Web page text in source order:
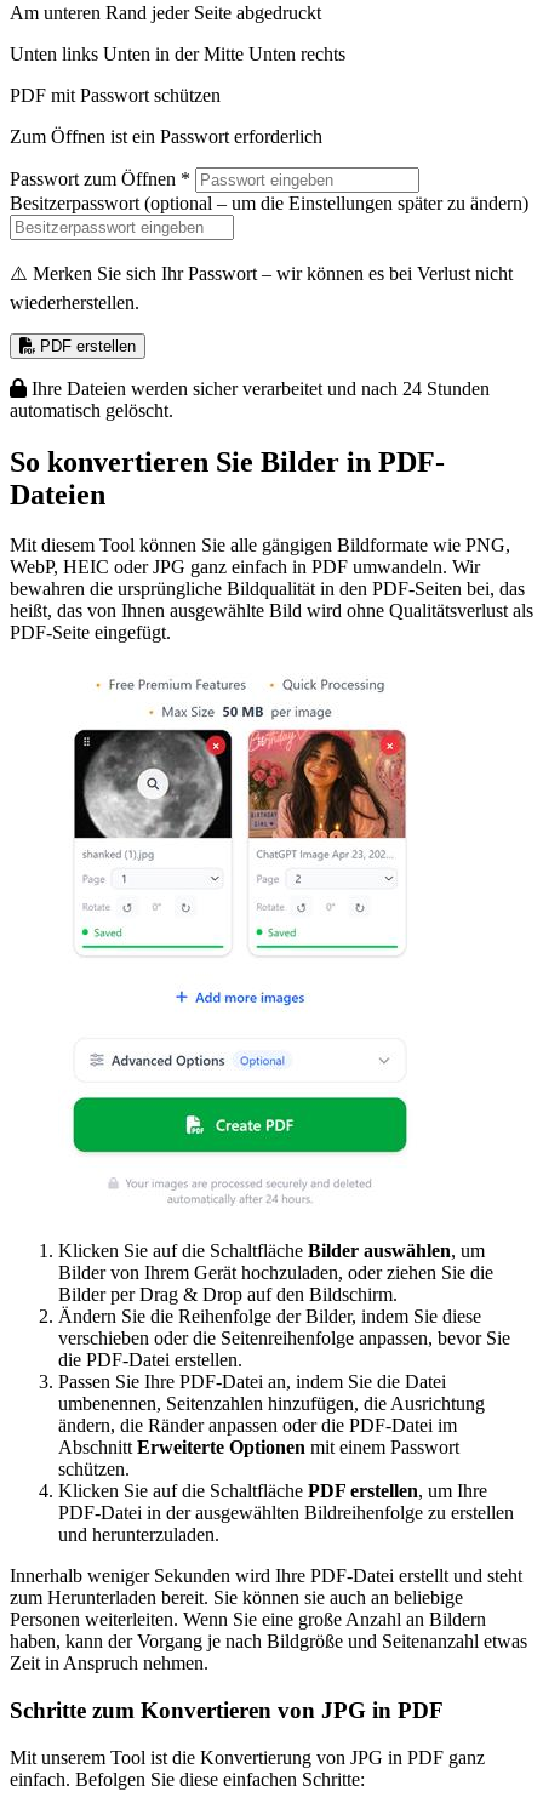
Am unteren Rand jeder Seite abgedruckt
Unten links Unten in der Mitte Unten rechts
PDF mit Passwort schützen
Zum Öffnen ist ein Passwort erforderlich
Passwort zum Öffnen *
Besitzerpasswort (optional – um die Einstellungen später zu ändern)
⚠️ Merken Sie sich Ihr Passwort – wir können es bei Verlust nicht
wiederherstellen.
PDF erstellen
Ihre Dateien werden sicher verarbeitet und nach 24 Stunden
automatisch gelöscht.
So konvertieren Sie Bilder in PDF-
Dateien
Mit diesem Tool können Sie alle gängigen Bildformate wie PNG,
WebP, HEIC oder JPG ganz einfach in PDF umwandeln. Wir
bewahren die ursprüngliche Bildqualität in den PDF-Seiten bei, das
heißt, das von Ihnen ausgewählte Bild wird ohne Qualitätsverlust als
PDF-Seite eingefügt.
Klicken Sie auf die Schaltfläche Bilder auswählen, um
Bilder von Ihrem Gerät hochzuladen, oder ziehen Sie die
Bilder per Drag & Drop auf den Bildschirm.
Ändern Sie die Reihenfolge der Bilder, indem Sie diese
verschieben oder die Seitenreihenfolge anpassen, bevor Sie
die PDF-Datei erstellen.
Passen Sie Ihre PDF-Datei an, indem Sie die Datei
umbenennen, Seitenzahlen hinzufügen, die Ausrichtung
ändern, die Ränder anpassen oder die PDF-Datei im
AbschnittErweiterte Optionen mit einem Passwort
schützen.
Klicken Sie auf die Schaltfläche PDF erstellen, um Ihre
PDF-Datei in der ausgewählten Bildreihenfolge zu erstellen
und herunterzuladen.
Innerhalb weniger Sekunden wird Ihre PDF-Datei erstellt und steht
zum Herunterladen bereit. Sie können sie auch an beliebige
Personen weiterleiten. Wenn Sie eine große Anzahl an Bildern
haben, kann der Vorgang je nach Bildgröße und Seitenanzahl etwas
Zeit in Anspruch nehmen.
Schritte zum Konvertieren von JPG in PDF
Mit unserem Tool ist die Konvertierung von JPG in PDF ganz
einfach. Befolgen Sie diese einfachen Schritte: